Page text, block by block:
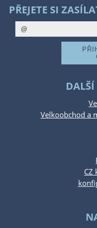
PŘEJETE SI
Velkoobchod a
CZ